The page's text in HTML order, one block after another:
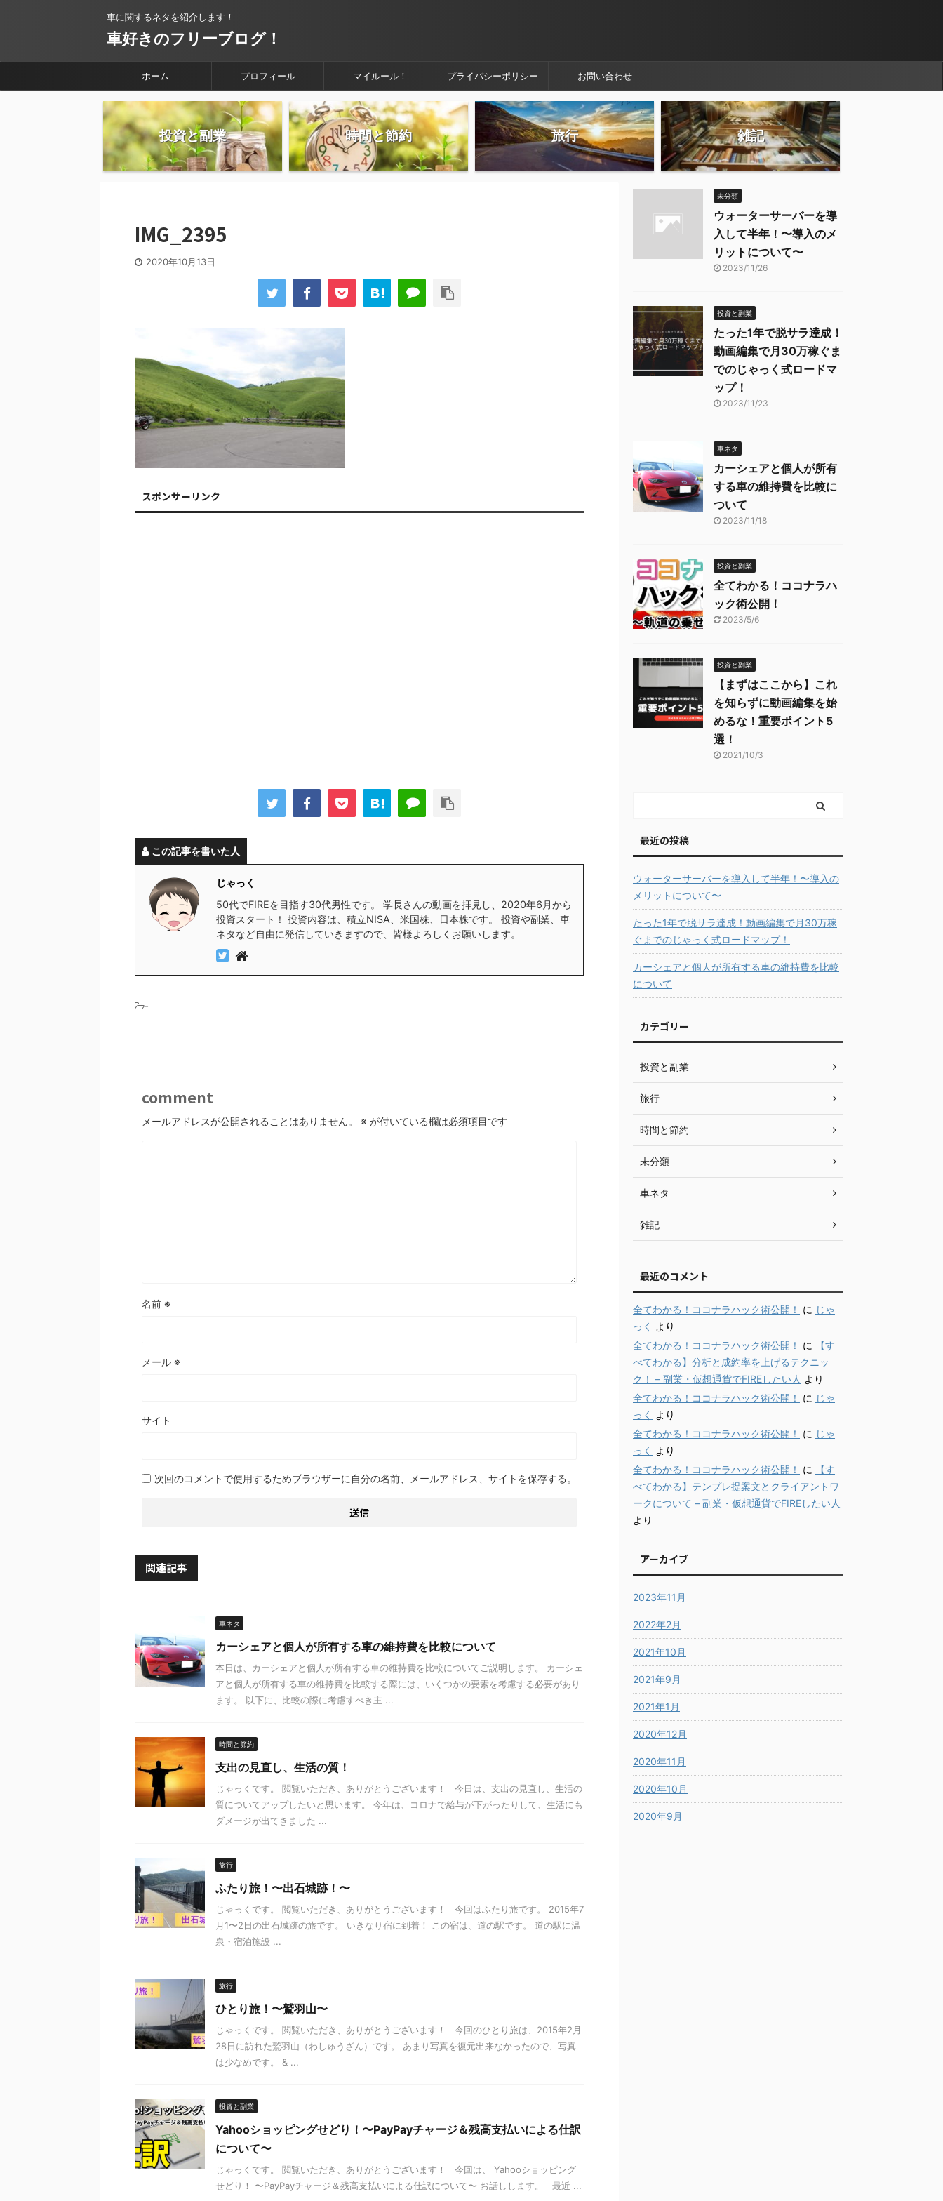
車に関するネタを紹介します！
車好きのフリーブログ！
ホーム プロフィール マイルール！ プライバシーポリシー お問い合わせ
投資と副業 時間と節約 旅行 雑記
IMG_2395
2020年10月13日
スポンサーリンク
この記事を書いた人
じゃっく
50代でFIREを目指す30代男性です。 学長さんの動画を拝見し、2020年6月から
投資スタート！ 投資内容は、積立NISA、米国株、日本株です。 投資や副業、車
ネタなど自由に発信していきますので、皆様よろしくお願いします。
-
comment
メールアドレスが公開されることはありません。 ※ が付いている欄は必須項目です
名前 ※
メール ※
サイト
次回のコメントで使用するためブラウザーに自分の名前、メールアドレス、サイトを保存する。
関連記事
車ネタ
カーシェアと個人が所有する車の維持費を比較について
本日は、カーシェアと個人が所有する車の維持費を比較についてご説明します。 カーシェ
アと個人が所有する車の維持費を比較する際には、いくつかの要素を考慮する必要があり
ます。 以下に、比較の際に考慮すべき主 ...
時間と節約
支出の見直し、生活の質！
じゃっくです。 閲覧いただき、ありがとうございます！ 今日は、支出の見直し、生活の
質についてアップしたいと思います。 今年は、コロナで給与が下がったりして、生活にも
ダメージが出てきました ...
旅行
ふたり旅！〜出石城跡！〜
じゃっくです。 閲覧いただき、ありがとうございます！ 今回はふたり旅です。 2015年7
月1〜2日の出石城跡の旅です。 いきなり宿に到着！ この宿は、道の駅です。 道の駅に温
泉・宿泊施設 ...
旅行
ひとり旅！〜鷲羽山〜
じゃっくです。 閲覧いただき、ありがとうございます！ 今回のひとり旅は、2015年2月
28日に訪れた鷲羽山（わしゅうざん）です。 あまり写真を復元出来なかったので、写真
は少なめです。 & ...
投資と副業
Yahooショッピングせどり！〜PayPayチャージ＆残高支払いによる仕訳
について〜
じゃっくです。 閲覧いただき、ありがとうございます！ 今回は、 Yahooショッピング
せどり！ 〜PayPayチャージ＆残高支払いによる仕訳について〜 お話しします。 最近 ...
未分類
ウォーターサーバーを導
入して半年！〜導入のメ
リットについて〜
2023/11/26
投資と副業
たった1年で脱サラ達成！
動画編集で月30万稼ぐま
でのじゃっく式ロードマ
ップ！
2023/11/23
車ネタ
カーシェアと個人が所有
する車の維持費を比較に
ついて
2023/11/18
投資と副業
全てわかる！ココナラハ
ック術公開！
2023/5/6
投資と副業
【まずはここから】これ
を知らずに動画編集を始
めるな！重要ポイント5
選！
2021/10/3
最近の投稿
ウォーターサーバーを導入して半年！〜導入の
メリットについて〜
たった1年で脱サラ達成！動画編集で月30万稼
ぐまでのじゃっく式ロードマップ！
カーシェアと個人が所有する車の維持費を比較
について
カテゴリー
投資と副業
旅行
時間と節約
未分類
車ネタ
雑記
最近のコメント
全てわかる！ココナラハック術公開！ に じゃ
っく
より
全てわかる！ココナラハック術公開！
に
【す
べてわかる】分析と成約率を上げるテクニッ
ク！ – 副業・仮想通貨でFIREしたい人 より
全てわかる！ココナラハック術公開！
に じゃ
っく
より
全てわかる！ココナラハック術公開！
に じゃ
っく
より
全てわかる！ココナラハック術公開！
に
【す
べてわかる】テンプレ提案文とクライアントワ
ークについて – 副業・仮想通貨でFIREしたい人
より
アーカイブ
2023年11月
2022年2月
2021年10月
2021年9月
2021年1月
2020年12月
2020年11月
2020年10月
2020年9月